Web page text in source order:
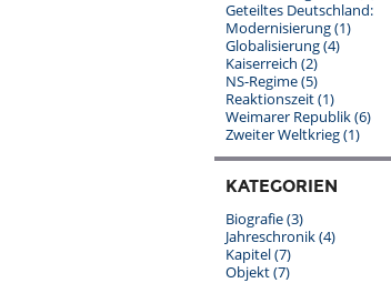
Geteiltes Deutschland:
Modernisierung(1)
Globalisierung(4)
Kaiserreich (2)
NS-Regime(5)
Reaktionszeit(1)
Weimarer Republik(6)
Zweiter Weltkrieg(1)
KATEGORIEN
Biografie(3)
Jahreschronik(4)
Kapitel(7)
Objekt(7)